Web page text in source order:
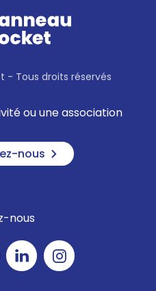
- Tous droits réservés
ou une association
nous
nous